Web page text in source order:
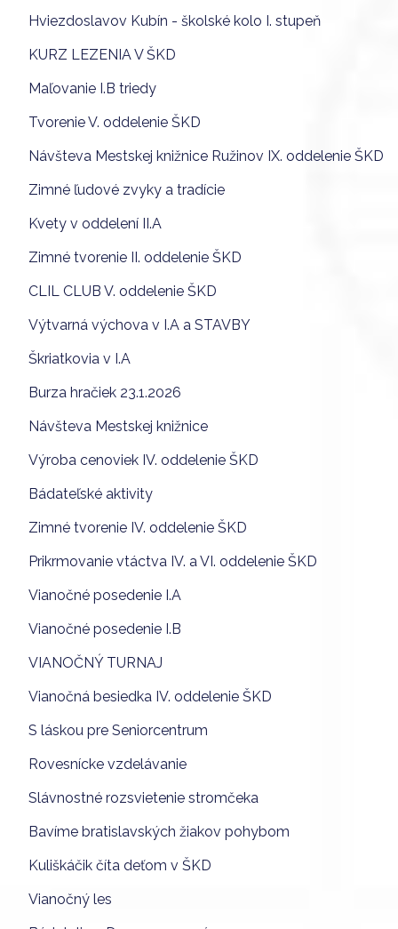
Hviezdoslavov Kubín - školské kolo I. stupeň
KURZ LEZENIA V ŠKD
Maľovanie I.B triedy
Tvorenie V. oddelenie ŠKD
Návšteva Mestskej knižnice Ružinov IX. oddelenie ŠKD
Zimné ľudové zvyky a tradície
Kvety v oddelení II.A
Zimné tvorenie II. oddelenie ŠKD
CLIL CLUB V. oddelenie ŠKD
Výtvarná výchova v I.A a STAVBY
Škriatkovia v I.A
Burza hračiek 23.1.2026
Návšteva Mestskej knižnice
Výroba cenoviek IV. oddelenie ŠKD
Bádateľské aktivity
Zimné tvorenie IV. oddelenie ŠKD
Prikrmovanie vtáctva IV. a VI. oddelenie ŠKD
Vianočné posedenie I.A
Vianočné posedenie I.B
VIANOČNÝ TURNAJ
Vianočná besiedka IV. oddelenie ŠKD
S láskou pre Seniorcentrum
Rovesnícke vzdelávanie
Slávnostné rozsvietenie stromčeka
Bavíme bratislavských žiakov pohybom
Kuliškáčik číta deťom v ŠKD
Vianočný les